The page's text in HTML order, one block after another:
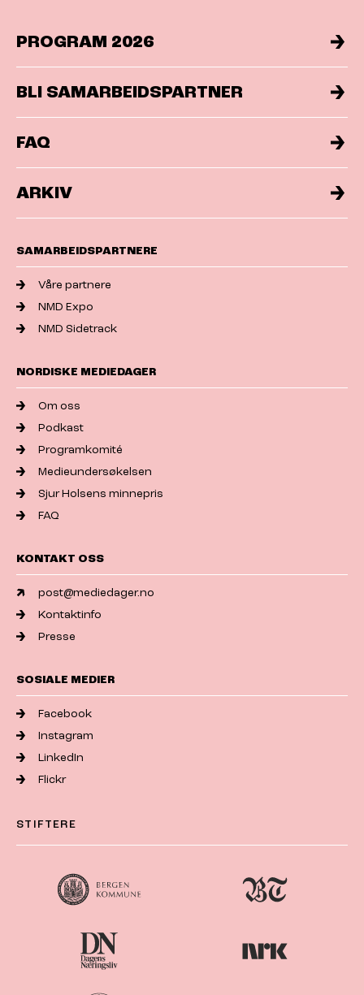
PROGRAM 2026
BLI SAMARBEIDSPARTNER
FAQ
ARKIV
SAMARBEIDSPARTNERE
Våre partnere
NMD Expo
NMD Sidetrack
NORDISKE MEDIEDAGER
Om oss
Podkast
Programkomité
Medieundersøkelsen
Sjur Holsens minnepris
FAQ
KONTAKT OSS
post@mediedager.no
Kontaktinfo
Presse
SOSIALE MEDIER
Facebook
Instagram
LinkedIn
Flickr
STIFTERE